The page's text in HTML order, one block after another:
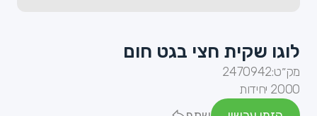
לוגו שקית חצי בגט חום
מק״ט:2470942
2000 יחידות